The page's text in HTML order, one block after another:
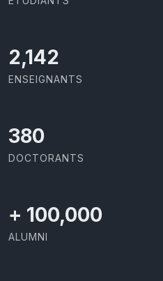
2,142
ENSEIGNANTS
403
DOCTORANTS
+ 100,000
ALUMNI